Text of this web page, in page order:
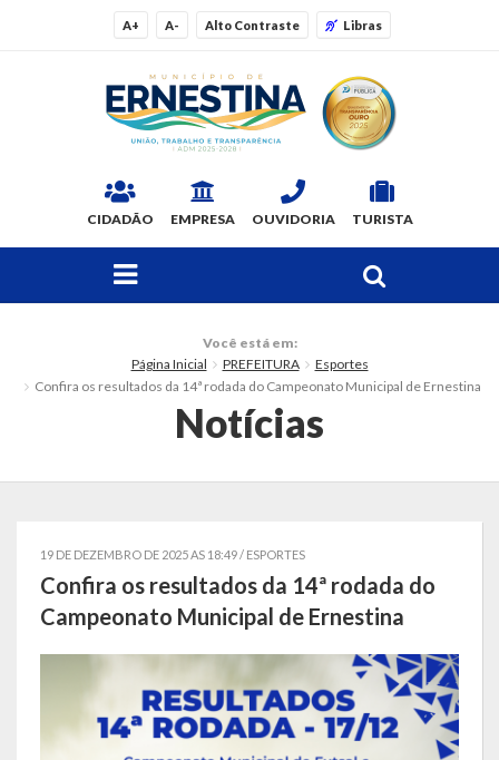
A+ A- Alto Contraste Libras
CIDADÃO EMPRESA OUVIDORIA TURISTA
Dados Gerais
Símbolos
Telefones Úteis
Estrutura organizacional
Você está em:
Página Inicial
PREFEITURA
Esportes
Confira os resultados da 14ª rodada do Campeonato Municipal de Ernestina
Notícias
19 DE DEZEMBRO DE 2025 AS 18:49 / ESPORTES
Confira os resultados da 14ª rodada do
Campeonato Municipal de Ernestina